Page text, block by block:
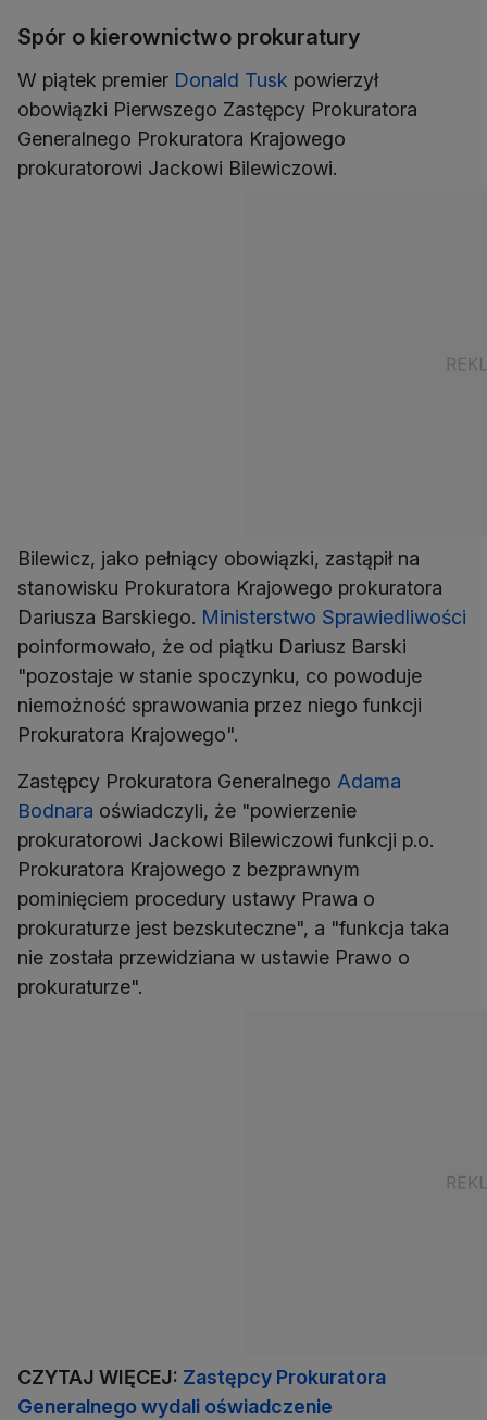
Spór o kierownictwo prokuratury
W piątek premier Donald Tusk powierzył
obowiązki Pierwszego Zastępcy Prokuratora
Generalnego Prokuratora Krajowego
prokuratorowi Jackowi Bilewiczowi.
Bilewicz, jako pełniący obowiązki, zastąpił na
stanowisku Prokuratora Krajowego prokuratora
Dariusza Barskiego. Ministerstwo Sprawiedliwości
poinformowało, że od piątku Dariusz Barski
"pozostaje w stanie spoczynku, co powoduje
niemożność sprawowania przez niego funkcji
Prokuratora Krajowego".
Zastępcy Prokuratora Generalnego Adama
Bodnara oświadczyli, że "powierzenie
prokuratorowi Jackowi Bilewiczowi funkcji p.o.
Prokuratora Krajowego z bezprawnym
pominięciem procedury ustawy Prawa o
prokuraturze jest bezskuteczne", a "funkcja taka
nie została przewidziana w ustawie Prawo o
prokuraturze".
CZYTAJ WIĘCEJ: Zastępcy Prokuratora
Generalnego wydali oświadczenie